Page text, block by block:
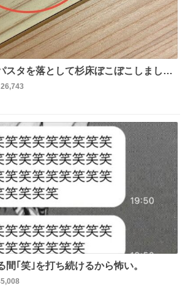
スタを落として杉床ぼこぼこしまし
！ファーストぼこぼこ自分じゃなく
つでもいけます！！！✌️いやーほっと
ます。豆腐くらいやわやわです。
26,743
間｢笑｣を打ち続けるから怖い。